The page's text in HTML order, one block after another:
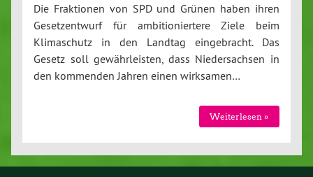
Die Fraktionen von SPD und Grünen haben ihren
Gesetzentwurf für ambitioniertere Ziele beim
Klimaschutz in den Landtag eingebracht. Das
Gesetz soll gewährleisten, dass Niedersachsen in
den kommenden Jahren einen wirksamen…
Weiterlesen »